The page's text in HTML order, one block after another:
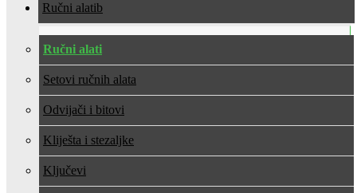
Ručni alati
Ručni alati
Setovi ručnih alata
Odvijači i bitovi
Kliješta i stezaljke
Ključevi